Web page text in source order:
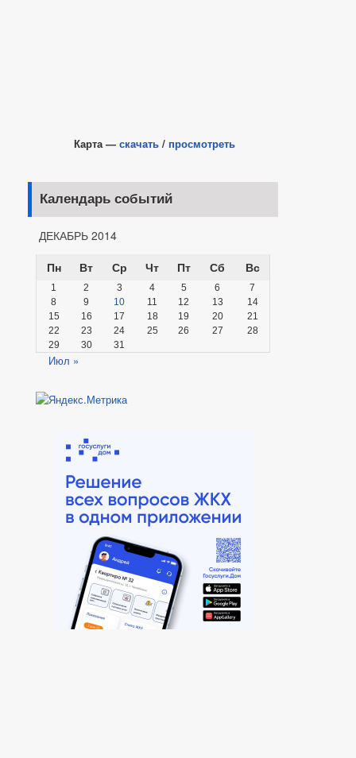
Карта — скачать / просмотреть
Календарь событий
ДЕКАБРЬ 2014
Пн
Вт Ср Чт Пт Сб Вс
1 2 3 4 5 6
7
8
9 10 11 12 13
14
15
16 17 18 19 20
21
22
23 24 25 26 27
28
29
30 31
Июл »